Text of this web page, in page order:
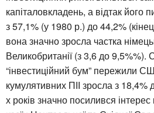
капіталовкладень, а відтак
з 57,1% (у 1980 р.) до 44,2%
вона значно зросла частка
Великобританії (з 3,6 до 9,5%%).
“інвестиційний бум” пережили
кумулятивних ПІІ зросла з
х років значно посилився інтерес